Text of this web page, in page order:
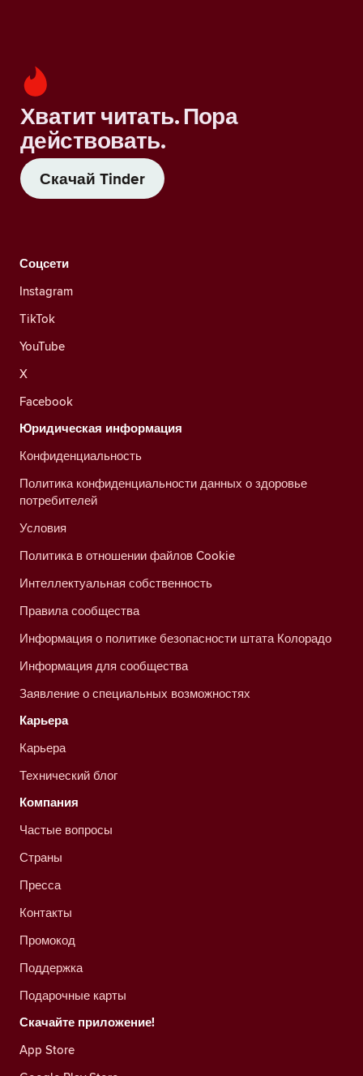
Хватит читать. Пора
действовать.
Скачай Tinder
Соцсети
Instagram
TikTok
YouTube
X
Facebook
Юридическая информация
Конфиденциальность
Политика конфиденциальности данных о здоровье
потребителей
Условия
Политика в отношении файлов Cookie
Интеллектуальная собственность
Правила сообщества
Информация о политике безопасности штата Колорадо
Информация для сообщества
Заявление о специальных возможностях
Карьера
Карьера
Технический блог
Компания
Частые вопросы
Страны
Пресса
Контакты
Промокод
Поддержка
Подарочные карты
Скачайте приложение!
App Store